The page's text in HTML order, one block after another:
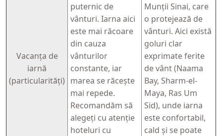
Vacanța de
iarnă
(particularități)
puternic de
vânturi. Iarna aici
este mai răcoare
din cauza
vânturilor
constante, iar
marea se răcește
mai repede.
Recomandăm să
alegeți cu atenție
hoteluri cu
Munții Sinai, care
o protejează de
vânturi. Aici există
goluri clar
exprimate ferite
de vânt (Naama
Bay, Sharm-el-
Maya, Ras Um
Sid), unde iarna
este confortabil,
cald și se poate